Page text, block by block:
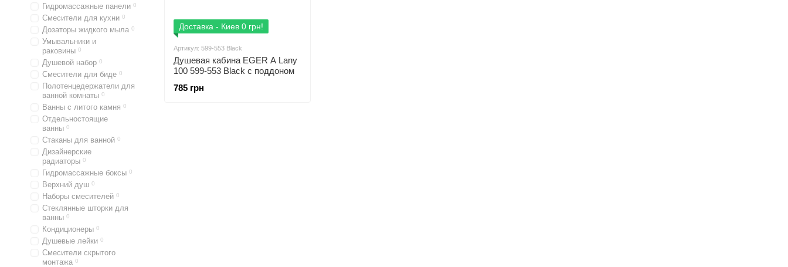
Доставка - Киев 0 грн!
Артикул: 599-553 Black
Душевая кабина EGER A Lany
100 599-553 Black с поддоном
785 грн
Гидромассажные панели 0
Смесители для кухни 0
Дозаторы жидкого мыла 0
Умывальники и
раковины 0
Душевой набор 0
Смесители для биде 0
Полотенцедержатели для
ванной комнаты 0
Ванны с литого камня 0
Отдельностоящие
ванны 0
Стаканы для ванной 0
Дизайнерские
радиаторы 0
Гидромассажные боксы 0
Верхний душ 0
Наборы смесителей 0
Стеклянные шторки для
ванны 0
Кондиционеры 0
Душевые лейки 0
Смесители скрытого
монтажа 0